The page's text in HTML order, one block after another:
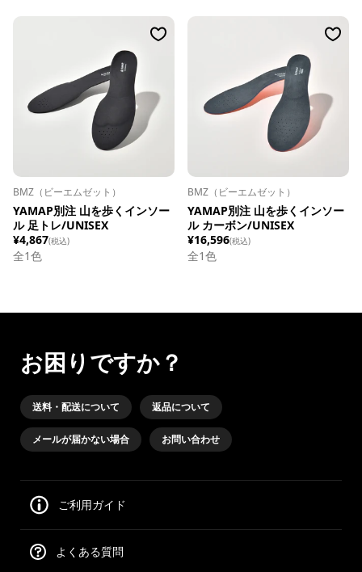
BMZ（ビーエムゼット）
YAMAP別注 山を歩くインソー
ル 足トレ/UNISEX
¥4,867(税込)
全1色
BMZ（ビーエムゼット）
YAMAP別注 山を歩くインソー
ル カーボン/UNISEX
¥16,596(税込)
全1色
お困りですか？
送料・配送について 返品について
メールが届かない場合 お問い合わせ
ご利用ガイド
よくある質問